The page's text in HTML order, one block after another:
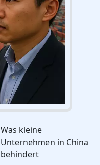
Was kleine
Unternehmen in China
behindert